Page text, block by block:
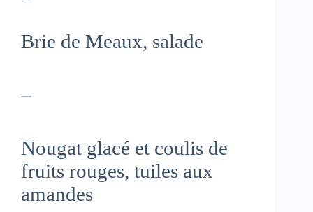
Brie de Meaux, salade
–
Nougat glacé et coulis de
fruits rouges, tuiles aux
amandes